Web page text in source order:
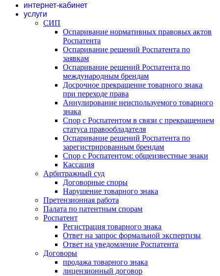
интернет-кабинет
услуги
СИП
Оспаривание нормативных правовых актов
Роспатента
Оспаривание решений Роспатента по
заявкам
Оспаривание решений Роспатента по
международным брендам
Досрочное прекращение товарного знака
при переходе права
Аннулирование неиспользуемого товарного
знака
Спор с Роспатентом в связи с прекращением
статуса правообладателя
Оспаривание решений Роспатента по
зарегистрированным брендам
Спор с Роспатентом: общеизвестные знаки
Кассация
Арбитражный суд
Договорные споры
Нарушение товарного знака
Претензионная работа
Палата по патентным спорам
Роспатент
Регистрация товарного знака
Ответ на запрос формальной экспертизы
Ответ на уведомление Роспатента
Договоры
продажа товарного знака
лицензионный договор